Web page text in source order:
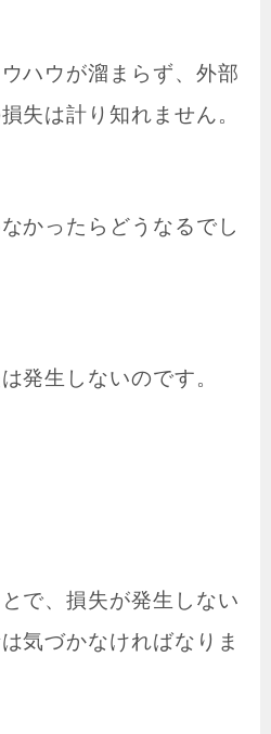
ハウが溜まらず、外部
失は計り知れません。
かったらどうなるでし
発生しないのです。
で、損失が発生しない
気づかなければなりま